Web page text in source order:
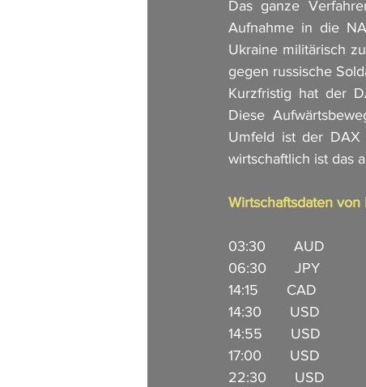
Das ganze
Aufnahme in die
Ukraine militärisch
gegen russische
Kurzfristig hat der
Diese
Umfeld ist der DAX
wirtschaftlich ist das
Wirtschaftsdaten von
03:30       AUD
06:30       JPY
14:15       CAD
14:30       USD
14:55       USD
17:00       USD
22:30       USD